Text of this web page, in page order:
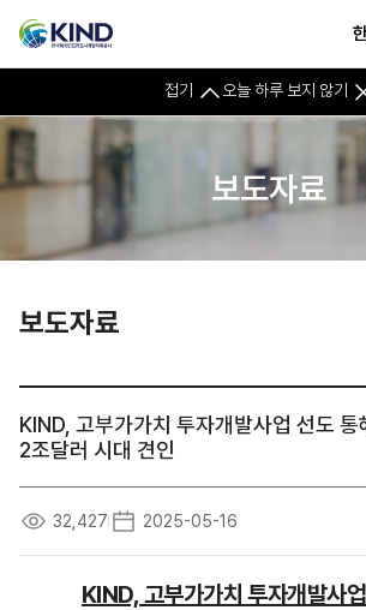
접기 오늘 하루 보지 않기
보도자료
보도자료
KIND, 고부가가치 투자개발사업 선도 통
2조달러 시대 견인
32,427 2025-05-16
KIND, 고부가가치 투자개발사